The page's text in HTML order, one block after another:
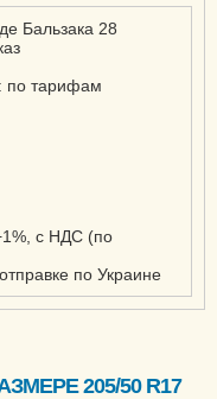
Бальзака 28
по тарифам
с НДС (по
по Украине
205/50 R17